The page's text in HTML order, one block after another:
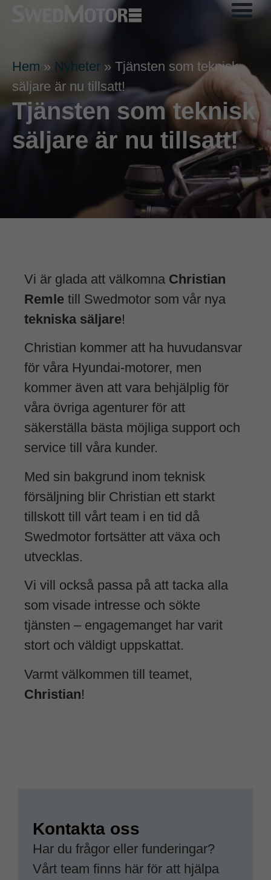
Hem » Nyheter » Tjänsten som teknisk
säljare är nu tillsatt!
Tjänsten som teknisk
säljare är nu tillsatt!
Vi är glada att välkomna Christian
Remle till Swedmotor som vår nya
tekniska säljare!
Christian kommer att ha huvudansvar
för våra Hyundai-motorer, men
kommer även att vara behjälplig för
våra övriga agenturer för att
säkerställa bästa möjliga support och
service till våra kunder.
Med sin bakgrund inom teknisk
försäljning blir Christian ett starkt
tillskott till vårt team i en tid då
Swedmotor fortsätter att växa och
utvecklas.
Vi vill också passa på att tacka alla
som visade intresse och sökte
tjänsten – engagemanget har varit
stort och väldigt uppskattat.
Varmt välkommen till teamet,
Christian!
Kontakta oss
Har du frågor eller funderingar?
Vårt team finns här för att hjälpa